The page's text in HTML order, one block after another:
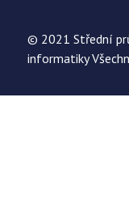
© 2021 Střední
informatiky